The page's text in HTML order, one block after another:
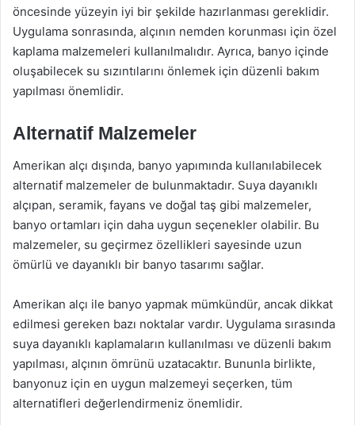
öncesinde yüzeyin iyi bir şekilde hazırlanması gereklidir.
Uygulama sonrasında, alçının nemden korunması için özel
kaplama malzemeleri kullanılmalıdır. Ayrıca, banyo içinde
oluşabilecek su sızıntılarını önlemek için düzenli bakım
yapılması önemlidir.
Alternatif Malzemeler
Amerikan alçı dışında, banyo yapımında kullanılabilecek
alternatif malzemeler de bulunmaktadır. Suya dayanıklı
alçıpan, seramik, fayans ve doğal taş gibi malzemeler,
banyo ortamları için daha uygun seçenekler olabilir. Bu
malzemeler, su geçirmez özellikleri sayesinde uzun
ömürlü ve dayanıklı bir banyo tasarımı sağlar.
Amerikan alçı ile banyo yapmak mümkündür, ancak dikkat
edilmesi gereken bazı noktalar vardır. Uygulama sırasında
suya dayanıklı kaplamaların kullanılması ve düzenli bakım
yapılması, alçının ömrünü uzatacaktır. Bununla birlikte,
banyonuz için en uygun malzemeyi seçerken, tüm
alternatifleri değerlendirmeniz önemlidir.